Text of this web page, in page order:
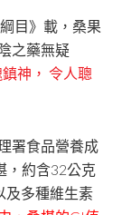
綱目》載，桑果
之藥無疑
神， 令人聰
署食品營養成
，約含32公克
及多種維生素